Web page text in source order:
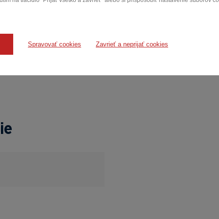
Spravovať cookies Zavrieť a neprijať cookies
testov